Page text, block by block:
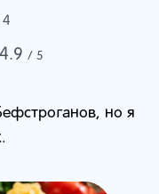
4
4.9 / 5
но я